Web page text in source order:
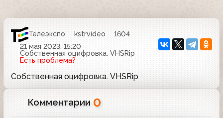
Телеэкспо kstrvideo
1604
21 мая 2023, 15:20
Собственная оцифровка. VHSRip
Есть проблема?
Собственная оцифровка. VHSRip
Комментарии 0